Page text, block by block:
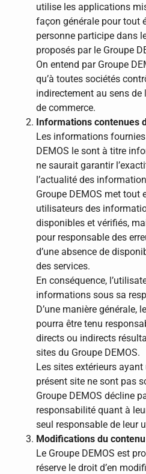
utilise les applications
façon générale pour tout
personne participe dans
proposés par le Groupe
On entend par Groupe
qu’à toutes sociétés
indirectement au sens de
de commerce.
Informations contenues
Les informations
DEMOS le sont à titre
ne saurait garantir
l’actualité des
Groupe DEMOS met
utilisateurs des
disponibles et vérifiés,
pour responsable des
d’une absence de
des services.
En conséquence,
informations sous sa
D’une manière générale,
pourra être tenu
directs ou indirects
sites du Groupe DEMOS.
Les sites extérieurs
présent site ne sont pas
Groupe DEMOS décline
responsabilité quant à
seul responsable de leur
Modifications du
Le Groupe DEMOS est
réserve le droit d’en